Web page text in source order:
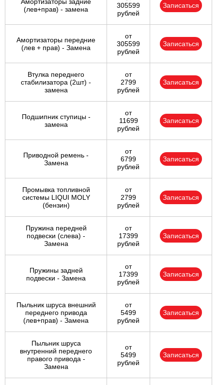
Амортизаторы задние
(лев+прав) - замена
305599
рублей
Записаться
Амортизаторы передние
(лев + прав) - Замена
от
305599
рублей
Записаться
Втулка переднего
стабилизатора (2шт) -
замена
от
2799
рублей
Записаться
Подшипник ступицы -
замена
от
11699
рублей
Записаться
Приводной ремень -
Замена
от
6799
рублей
Записаться
Промывка топливной
системы LIQUI MOLY
(бензин)
от
2799
рублей
Записаться
Пружина передней
подвески (слева) -
Замена
от
17399
рублей
Записаться
Пружины задней
подвески - Замена
от
17399
рублей
Записаться
Пыльник шруса внешний
переднего привода
(лев+прав) - Замена
от
5499
рублей
Записаться
Пыльник шруса
внутренний переднего
правого привода -
Замена
от
5499
рублей
Записаться